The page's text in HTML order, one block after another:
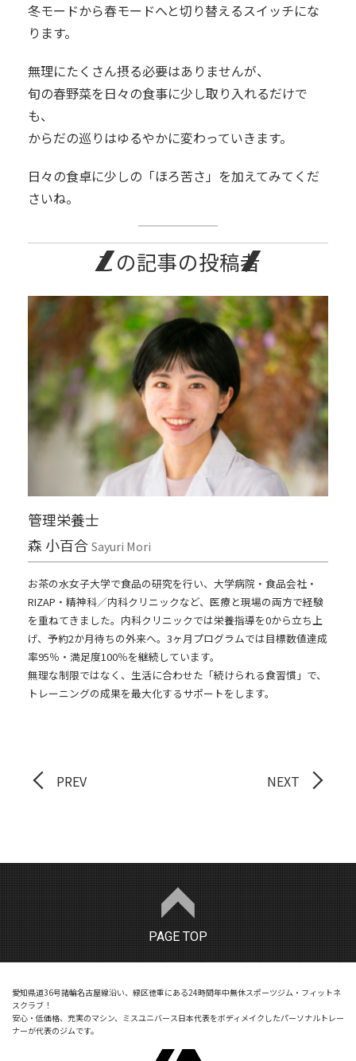
冬モードから春モードへと切り替えるスイッチにな
ります。
無理にたくさん摂る必要はありませんが、
旬の春野菜を日々の食事に少し取り入れるだけで
も、
からだの巡りはゆるやかに変わっていきます。
日々の食卓に少しの「ほろ苦さ」を加えてみてくだ
さいね。
この記事の投稿者
管理栄養士
森 小百合Sayuri Mori
お茶の水女子大学で食品の研究を行い、大学病院・食品会社・
RIZAP・精神科／内科クリニックなど、医療と現場の両方で経験
を重ねてきました。内科クリニックでは栄養指導を0から立ち上
げ、予約2か月待ちの外来へ。3ヶ月プログラムでは目標数値達成
率95％・満足度100％を継続しています。
無理な制限ではなく、生活に合わせた「続けられる食習慣」で、
トレーニングの成果を最大化するサポートをします。
PREV NEXT
PAGE TOP
愛知県道36号諸輪名古屋線沿い、緑区徳重にある24時間年中無休スポーツジム・フィットネ
スクラブ！
安心・低価格、充実のマシン、ミスユニバース日本代表をボディメイクしたパーソナルトレー
ナーが代表のジムです。